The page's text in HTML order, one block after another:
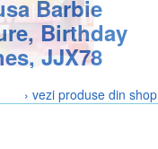
Barbie
Birthday
JJX78
› vezi produse din shop